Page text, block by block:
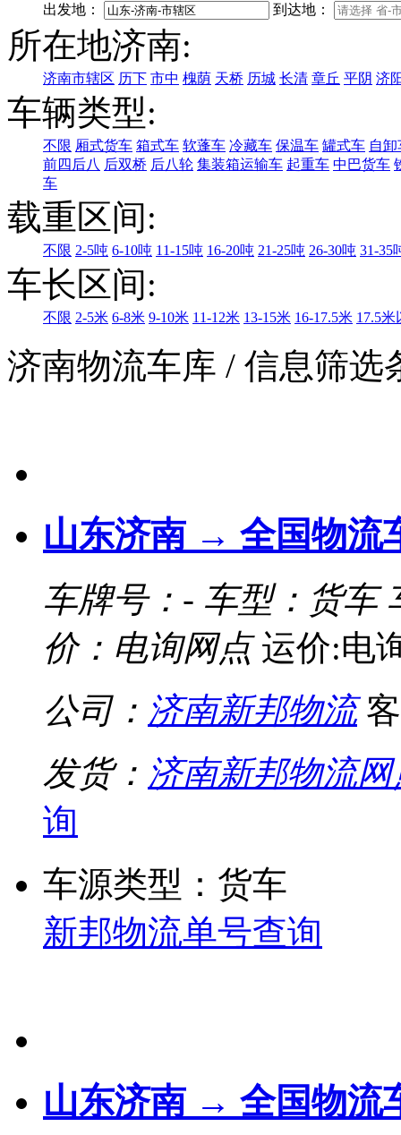
出发地： 到达地：
所在地济南:
济南市辖区 历下 市中 槐荫 天桥 历城 长清 章丘 平阴 济
车辆类型:
不限 厢式货车 箱式车 软蓬车 冷藏车 保温车 罐式车 自卸
前四后八 后双桥 后八轮 集装箱运输车 起重车 中巴货车
车
载重区间:
不限 2-5吨 6-10吨 11-15吨 16-20吨 21-25吨 26-30吨 31-35
车长区间:
不限 2-5米 6-8米 9-10米 11-12米 13-15米 16-17.5米 17.5米
济南物流车库 / 信息筛选
山东济南 → 全国物流
车牌号：- 车型：货车
价：电询网点运价:电
公司： 济南新邦物流客
发货： 济南新邦物流
询
车源类型：货车
新邦物流单号查询
山东济南 → 全国物流